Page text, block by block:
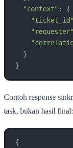
"context" : {
"ticket_id"
"requester"
  }
}
Contoh response
task, bukan hasil final:
{